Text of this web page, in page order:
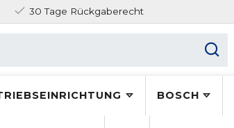
30 Tage Rückgaberecht
BOSCH